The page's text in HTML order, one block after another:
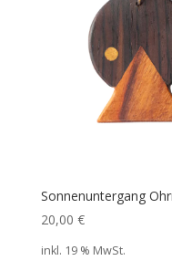
Sonnenuntergang
20,00 €
inkl. 19 % MwSt.